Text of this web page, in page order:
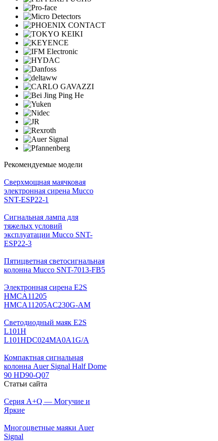
Рекомендуемые модели
Cверхмощная маячковая
электронная сирена Mucco
SNT-ESP22-1
Сигнальная лампа для
тяжелых условий
эксплуатации Mucco SNT-
ESP22-3
Пятицветная светосигнальная
колонна Mucco SNT-7013-FB5
Электронная сирена E2S
HMCA11205
HMCA11205AC230G-AM
Светодиодный маяк E2S
L101H
L101HDC024MA0A1G/A
Компактная сигнальная
колонна Auer Signal Half Dome
90 HD90-Q07
Статьи сайта
Серия A+Q — Могучие и
Яркие
Многоцветные маяки Auer
Signal